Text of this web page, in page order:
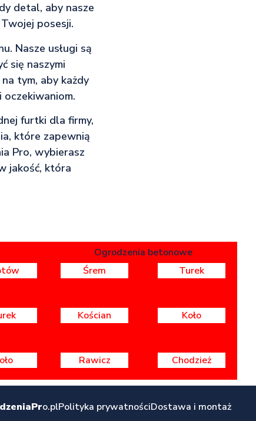
detal, aby nasze
posesji.
Nasze usługi są
się naszymi
tym, aby każdy
furtki dla firmy,
które zapewnią
Pro, wybierasz
jakość, która
Ogrodzenia betonowe
Śrem
Turek
Kościan Koło
Rawicz Chodzież
o.plPolityka prywatnościDostawa i montaż